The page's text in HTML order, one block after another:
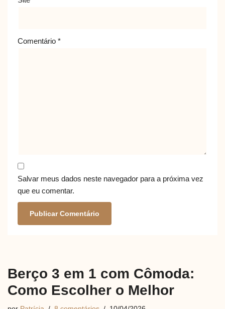
Comentário *
Salvar meus dados neste navegador para a próxima vez
que eu comentar.
Berço 3 em 1 com Cômoda:
Como Escolher o Melhor